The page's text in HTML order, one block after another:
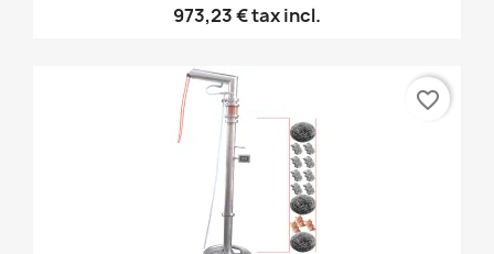
973,23 €tax incl.
favorite_border